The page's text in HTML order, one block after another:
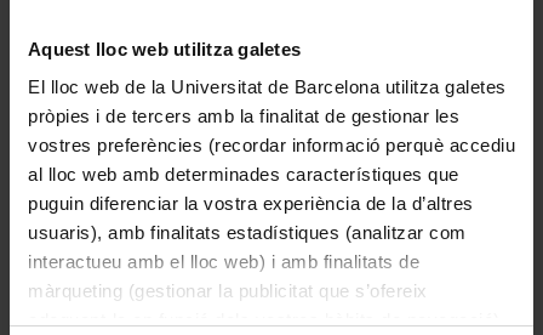
Aquest lloc web utilitza galetes
El lloc web de la Universitat de Barcelona utilitza galetes
pròpies i de tercers amb la finalitat de gestionar les
vostres preferències (recordar informació perquè accediu
al lloc web amb determinades característiques que
puguin diferenciar la vostra experiència de la d’altres
usuaris), amb finalitats estadístiques (analitzar com
interactueu amb el lloc web) i amb finalitats de
màrqueting (gestionar la publicitat que s’ofereix
Docència i Recerca
Arts i Humanitats
Actes
Història
Universitat de Barcelona
Facultat de Geografia i Història
IRCUM-cultures mediavals
fires
Soler, Maria, 1977-